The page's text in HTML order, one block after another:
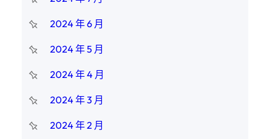
2024 年 6 月
2024 年 5 月
2024 年 4 月
2024 年 3 月
2024 年 2 月